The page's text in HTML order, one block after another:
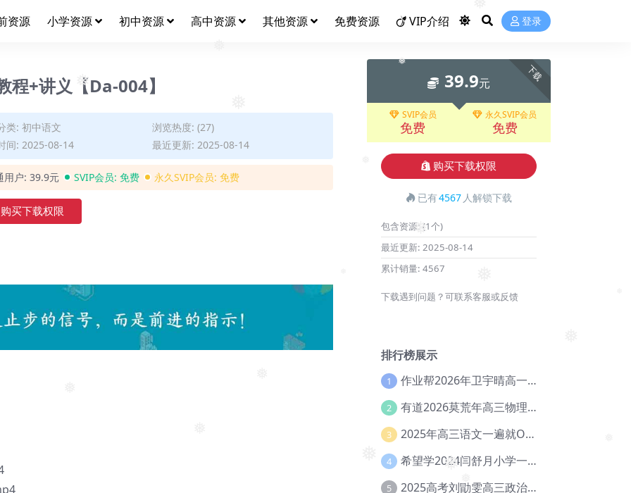
❅
❅
❅
❅
❅
资源 小学资源 初中资源 高中资源 其他资源 免费资源 VIP介绍 登录
+讲义【Da-004】
类: 初中语文
浏览热度: (27)
间: 2025-08-14
最近更新: 2025-08-14
用户: 39.9元 SVIP会员: 免费 永久SVIP会员: 免费
购买下载权限
下载
39.9元
SVIP会员
免费
永久SVIP会员
免费
购买下载权限
已有4567 人解锁下载
包含资源: (1个)
最近更新: 2025-08-14
累计销量: 4567
下载遇到问题？可联系客服或反馈
排行榜展示
1 作业帮2026年卫宇晴高一英语s上学期暑假班【冲顶班】【Ec-003】
2 有道2026莫荒年高三物理一轮复习暑假班网课教程【Ef-044】
3 2025年高三语文一遍就OK高中语文体系课【Ea-028】
4 希望学2024闫舒月小学一年级英语视频教程+讲义【Cc-004】
5 2025高考刘勖雯高三政治三轮复习网课教程【Eh-061】